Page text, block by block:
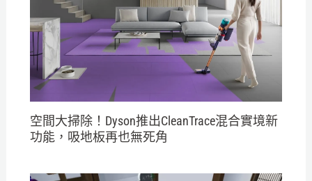
空間大掃除！Dyson推出CleanTrace混合實境新
功能，吸地板再也無死角